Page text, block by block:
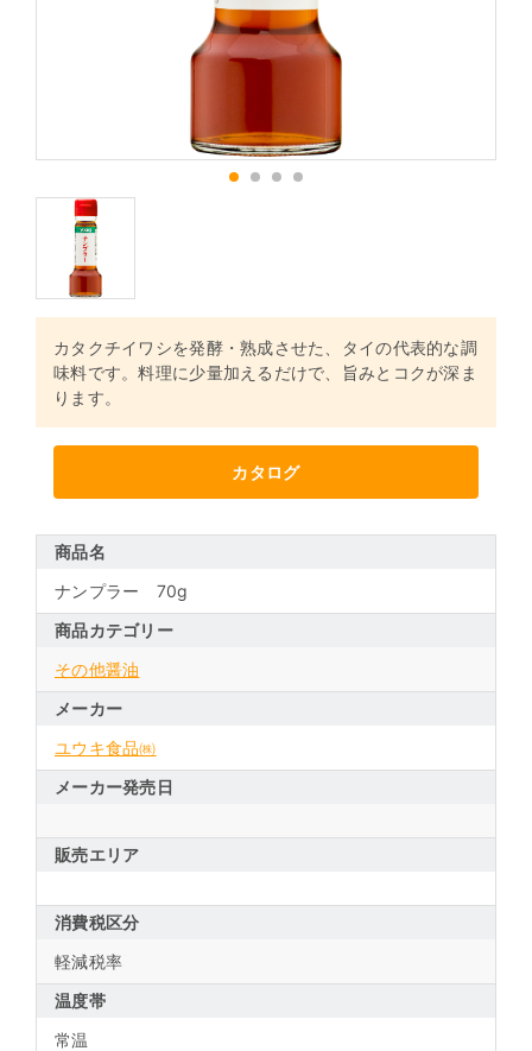
カタクチイワシを発酵・熟成させた、タイの代表的な調
味料です。料理に少量加えるだけで、旨みとコクが深ま
ります。
カタログ
商品名
ナンプラー 70g
商品カテゴリー
その他醤油
メーカー
ユウキ食品㈱
メーカー発売日
販売エリア
消費税区分
軽減税率
温度帯
常温